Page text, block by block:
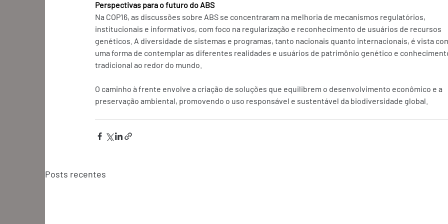
Perspectivas para o futuro do ABS
Na COP16, as discussões sobre ABS se concentraram na melhoria de mecanismos regulatórios,
institucionais e informativos, com foco na regularização e reconhecimento de usuários de recursos
genéticos. A diversidade de sistemas e programas, tanto nacionais quanto internacionais, é vista
uma forma de contemplar as diferentes realidades e usuários de patrimônio genético e
tradicional ao redor do mundo.
O caminho à frente envolve a criação de soluções que equilibrem o desenvolvimento econômico e a
preservação ambiental, promovendo o uso responsável e sustentável da biodiversidade global.
Posts recentes